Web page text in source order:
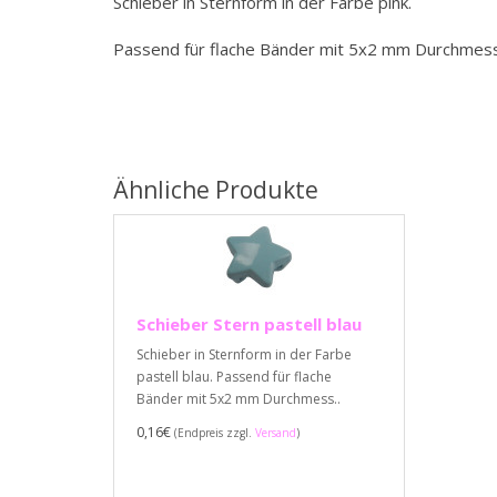
Passend für flache Bänder mit 5x2 mm
Ähnliche Produkte
Schieber Stern pastell blau
Schieber in Sternform in der Farbe
pastell blau. Passend für flache
Bänder mit 5x2 mm Durchmess..
0,16€ (Endpreis zzgl. Versand)